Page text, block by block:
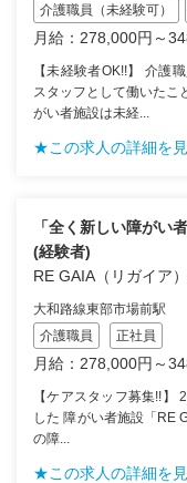
介護職員（未経験可）
月給：278,000円～
【未経験者OK!!】 介護
スタッフとして働いた
がい者施設は未経...
★この求人の詳細を
「全く新しい障が
(経験者)
RE GAIA（リガイア
大和路線東部市場前駅
介護職員
正社員
月給：278,000円～
【ケアスタッフ募集!!】
した 障がい者施設「RE
の障...
★この求人の詳細を